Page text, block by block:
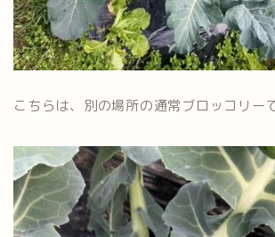
こちらは、別の場所の通常ブロッコリー